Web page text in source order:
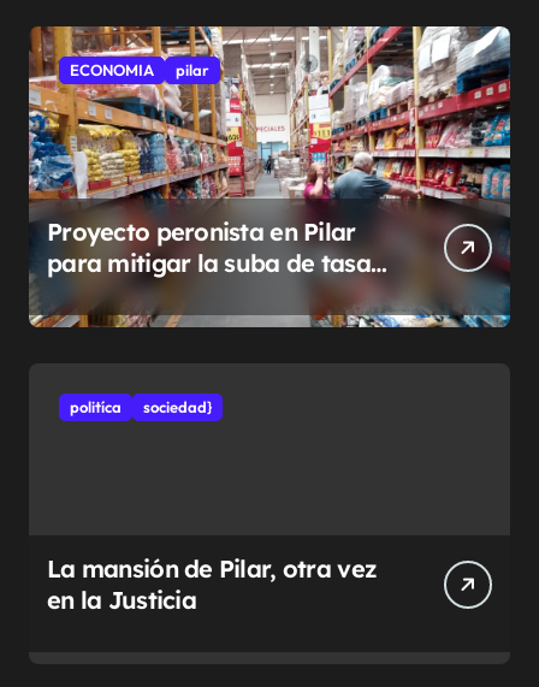
ECONOMIA pilar
Proyecto peronista en Pilar
para mitigar la suba de tasas
municipales
politíca sociedad}
La mansión de Pilar, otra vez
en la Justicia